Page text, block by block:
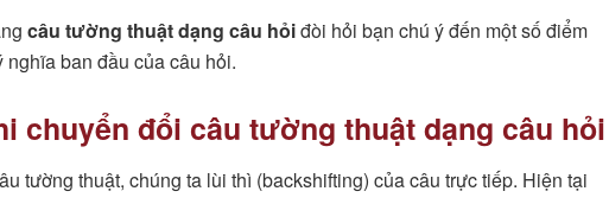
câu tường thuật dạng câu hỏiđòi hỏi bạn chú ý đến một số điểm
ban đầu của câu hỏi.
chuyển đổi câu tường thuật dạng câu hỏi
tường thuật, chúng ta lùi thì (backshifting) của câu trực tiếp. Hiện tại